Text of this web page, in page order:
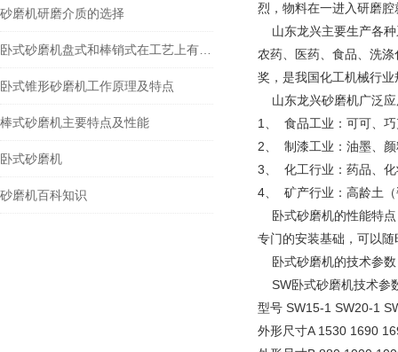
砂磨机研磨介质的选择
卧式锥形砂磨机工作原理及特点
棒式砂磨机主要特点及性能
卧式砂磨机
砂磨机百科知识
烈，物料在一进入研磨
山东龙兴主要生产各种
农药、医药、食品、洗
奖，是我国化工机械行
山东龙兴砂磨机广泛应
1、 食品工业：可可、
2、 制漆工业：油墨、
3、 化工行业：药品、
4、 矿产行业：高龄土
卧式砂磨机的性能特点
专门的安装基础，可以
卧式砂磨机的技术参数
SW卧式
型号 SW15-1 SW20-1
外形尺寸A 1530 1690